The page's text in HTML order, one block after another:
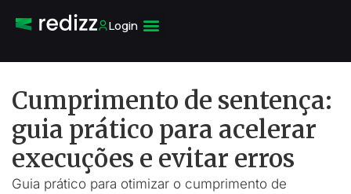
Login
Cumprimento de sentença:
guia prático para acelerar
execuções e evitar erros
Guia prático para otimizar o cumprimento de